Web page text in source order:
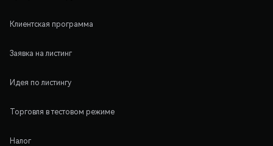
Клиентская программа
Заявка на листинг
Идея по листингу
Торговля в тестовом режиме
Налог